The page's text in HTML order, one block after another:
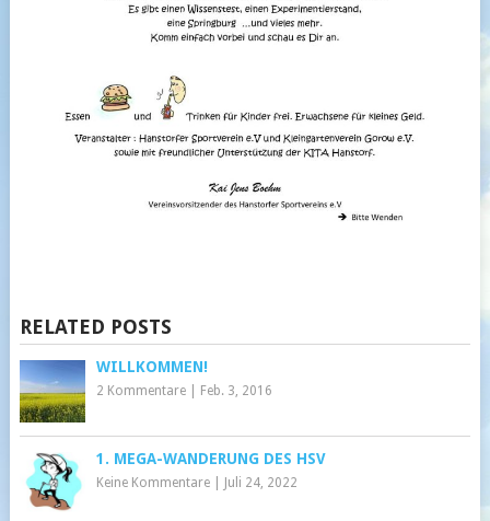
RELATED POSTS
WILLKOMMEN!
2 Kommentare| Feb. 3, 2016
1. MEGA-WANDERUNG DES HSV
Keine Kommentare| Juli 24, 2022